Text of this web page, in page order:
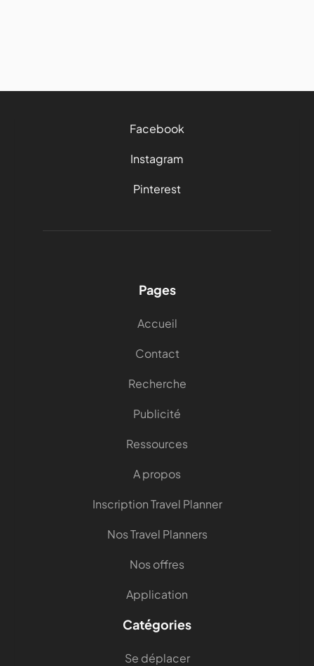
Facebook
Instagram
Pinterest
Pages
Accueil
Contact
Recherche
Publicité
Ressources
A propos
Inscription Travel Planner
Nos Travel Planners
Nos offres
Application
Catégories
Se déplacer